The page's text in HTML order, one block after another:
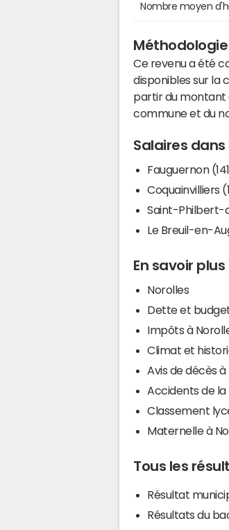
Nombre moyen
Méthodologie
Ce revenu a été
disponibles sur la
partir du montant
commune et du
Salaires dans
Fauguernon
Coquainvilliers
Saint-Philbert-
Le Breuil-en-
En savoir
Norolles
Dette et
Impôts à
Climat et
Avis de décès à
Accidents de la
Classement
Maternelle à
Tous les
Résultat
Résultats du